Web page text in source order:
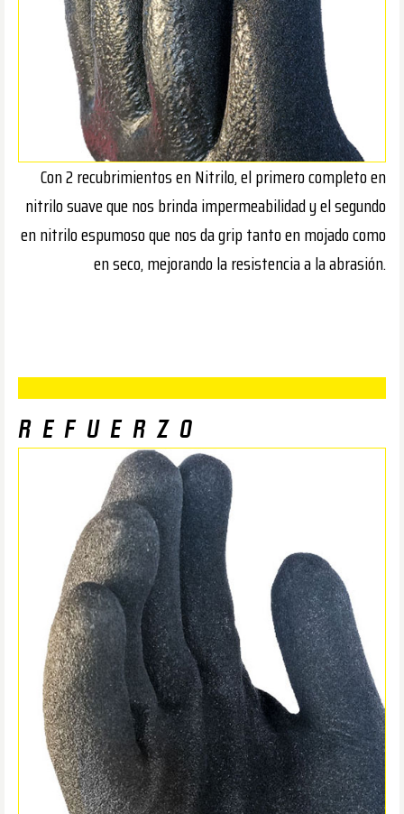
Con 2 recubrimientos en Nitrilo, el primero completo en
nitrilo suave que nos brinda impermeabilidad y el segundo
en nitrilo espumoso que nos da grip tanto en mojado como
en seco, mejorando la resistencia a la abrasión.
REFUERZO